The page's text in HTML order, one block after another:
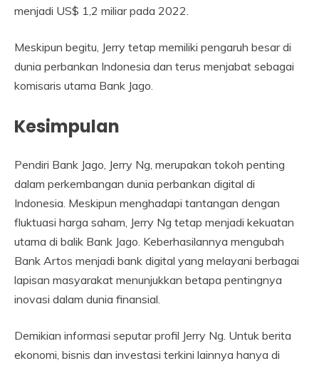
menjadi US$ 1,2 miliar pada 2022.
Meskipun begitu, Jerry tetap memiliki pengaruh besar di
dunia perbankan Indonesia dan terus menjabat sebagai
komisaris utama Bank Jago.
Kesimpulan
Pendiri Bank Jago, Jerry Ng, merupakan tokoh penting
dalam perkembangan dunia perbankan digital di
Indonesia. Meskipun menghadapi tantangan dengan
fluktuasi harga saham, Jerry Ng tetap menjadi kekuatan
utama di balik Bank Jago. Keberhasilannya mengubah
Bank Artos menjadi bank digital yang melayani berbagai
lapisan masyarakat menunjukkan betapa pentingnya
inovasi dalam dunia finansial.
Demikian informasi seputar profil Jerry Ng. Untuk berita
ekonomi, bisnis dan investasi terkini lainnya hanya di